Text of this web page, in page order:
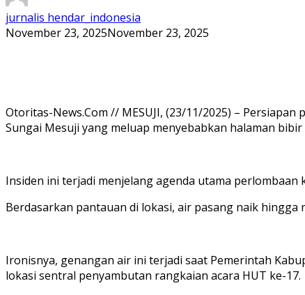
jurnalis hendar_indonesia
November 23, 2025November 23, 2025
Otoritas-News.Com // MESUJI, (23/11/2025) –
Sungai Mesuji yang meluap menyebabkan halaman
Insiden ini terjadi menjelang agenda utama perlombaan
Berdasarkan pantauan di lokasi, air pasang naik
Ironisnya, genangan air ini terjadi saat Pemerintah
lokasi sentral penyambutan rangkaian acara HUT ke-17.